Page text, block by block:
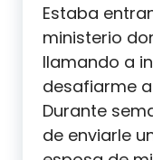
Estaba
ministerio
llamando a
desafiarme
Durante
de enviarle